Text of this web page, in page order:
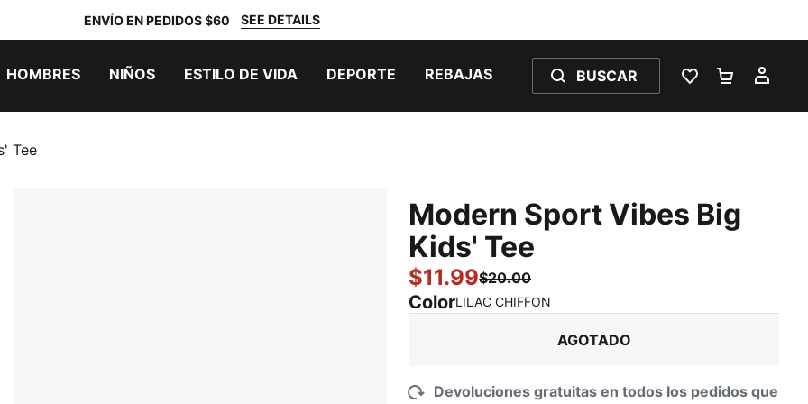
ENVÍO EN PEDIDOS $60 SEE DETAILS
HOMBRES NIÑOS ESTILO DE VIDA DEPORTE REBAJAS BUSCAR
LISTA DE
Tee
Modern Sport Vibes Big
Kids' Tee
$11.99$20.00
ColorLILAC CHIFFON
AGOTADO
Devoluciones gratuitas en todos los pedidos que